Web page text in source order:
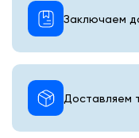
Доставляем
Заключаем